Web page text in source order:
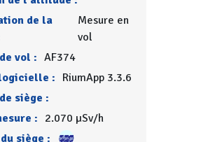
de la
Mesure en
vol
vol : AF374
: RiumApp 3.3.6
siège :
:
2.070 µSv/h
siège :